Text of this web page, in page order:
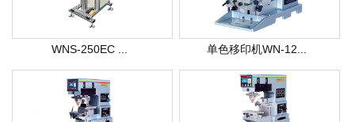
WNS-250EC ... 单色移印机WN-12...